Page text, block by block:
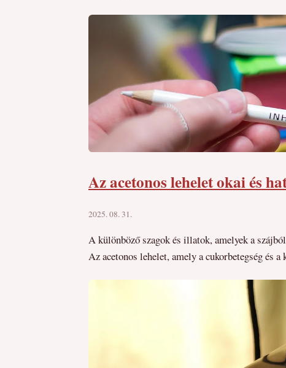
Az acetonos lehelet okai és
2025. 08. 31.
A különböző szagok és illatok, amelyek a
Az acetonos lehelet, amely a cukorbetegség és